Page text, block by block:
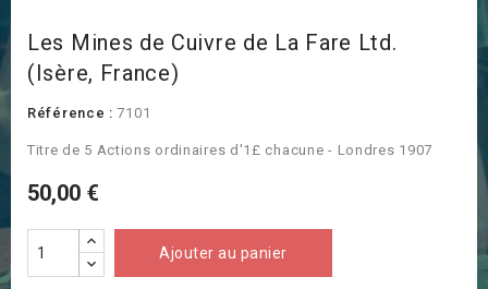
Les Mines de Cuivre de La Fare Ltd.
(Isère, France)
Référence : 7101
Titre de 5 Actions ordinaires d'1£ chacune - Londres 1907
50,00 €
Ajouter au panier